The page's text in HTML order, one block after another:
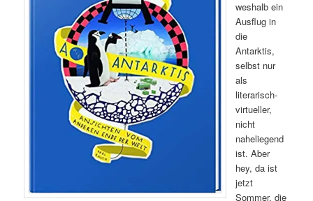
weshalb ein
Ausflug in
die
Antarktis,
selbst nur
als
literarisch-
virtueller,
nicht
naheliegend
ist. Aber
hey, da ist
jetzt
Sommer, die